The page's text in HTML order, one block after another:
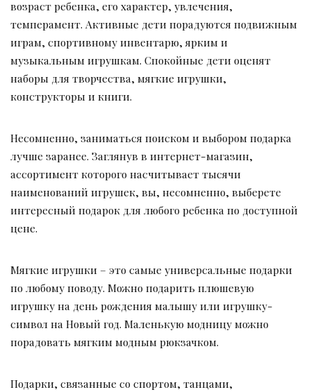
возраст ребенка, его характер, увлечения,
темперамент. Активные дети порадуются подвижным
играм, спортивному инвентарю, ярким и
музыкальным игрушкам. Спокойные дети оценят
наборы для творчества, мягкие игрушки,
конструкторы и книги.
Несомненно, заниматься поиском и выбором подарка
лучше заранее. Заглянув в интернет-магазин,
ассортимент которого насчитывает тысячи
наименований игрушек, вы, несомненно, выберете
интересный подарок для любого ребенка по доступной
цене.
Мягкие игрушки – это самые универсальные подарки
по любому поводу. Можно подарить плюшевую
игрушку на день рождения малышу или игрушку-
символ на Новый год. Маленькую модницу можно
порадовать мягким модным рюкзачком.
Подарки, связанные со спортом, танцами,